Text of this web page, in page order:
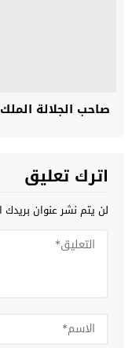
صاحب الجلالة
اترك تعليق
لن يتم نشر عنوان بريدك